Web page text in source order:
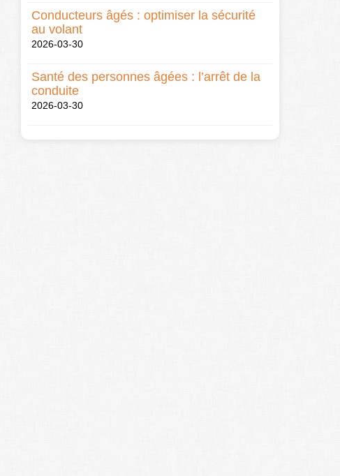
Conducteurs âgés : optimiser la sécurité
au volant
2026-03-30
Santé des personnes âgées : l’arrêt de la
conduite
2026-03-30